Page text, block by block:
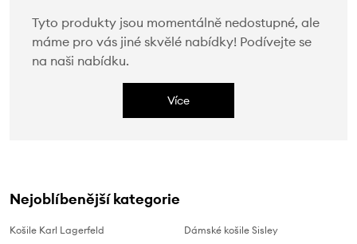
Tyto produkty jsou momentálně nedostupné, ale
máme pro vás jiné skvělé nabídky! Podívejte se
na naši nabídku.
Více
Nejoblíbenější kategorie
Košile Karl Lagerfeld
Dámské košile Sisley